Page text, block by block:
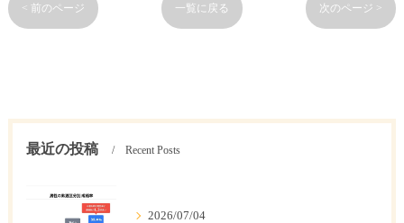
< 前のページ 一覧に戻る 次のページ >
最近の投稿 Recent Posts
2026/07/04